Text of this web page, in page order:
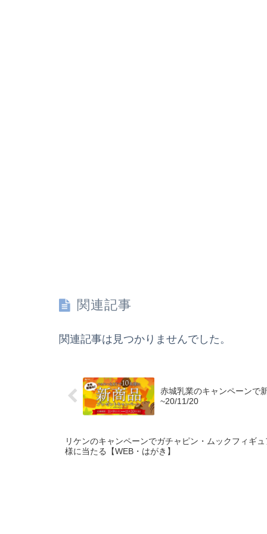
関連記事
関連記事は見つかりませんでした。
赤城乳業のキャンペーンで
~20/11/20
リケンのキャンペーンでガチャピン・ムックフィギ
様に当たる【WEB・はがき】